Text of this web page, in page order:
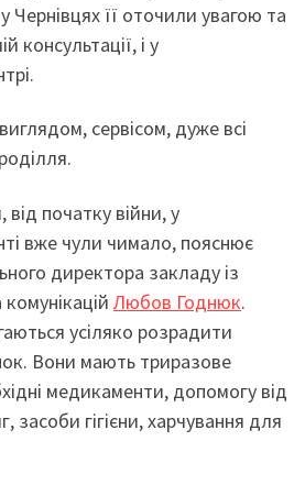
Чернівцях її оточили увагою та
консультації, і у
сервісом, дуже всі
від початку війни, у
вже чули чимало, пояснює
директора закладу із
Любов Годнюк.
усіляко розрадити
Вони мають триразове
медикаменти, допомогу від
засоби гігієни, харчування для